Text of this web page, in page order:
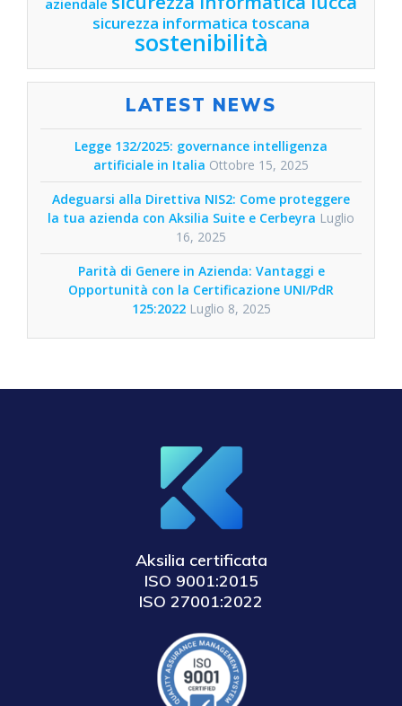
aziendale
sicurezza informatica toscana
sostenibilità
LATEST NEWS
Legge 132/2025: governance intelligenza
artificiale in Italia Ottobre 15, 2025
Adeguarsi alla Direttiva NIS2: Come proteggere
la tua azienda con Aksilia Suite e Cerbeyra Luglio
16, 2025
Parità di Genere in Azienda: Vantaggi e
Opportunità con la Certificazione UNI/PdR
125:2022 Luglio 8, 2025
Aksilia certificata
ISO 9001:2015
ISO 27001:2022